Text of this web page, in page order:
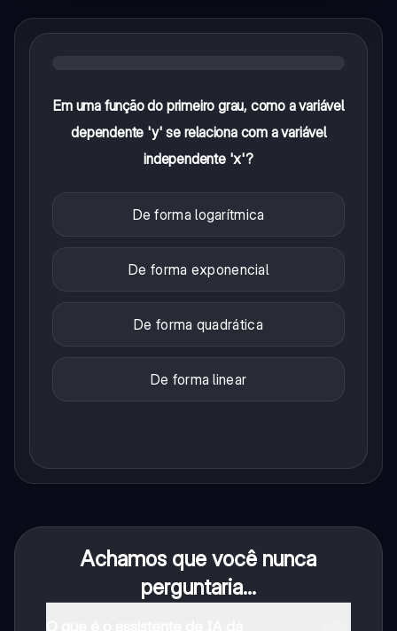
Em uma função do primeiro grau, como a variável
dependente 'y' se relaciona com a variável
independente 'x'?
De forma logarítmica
De forma exponencial
De forma quadrática
De forma linear
Achamos que você nunca
perguntaria...